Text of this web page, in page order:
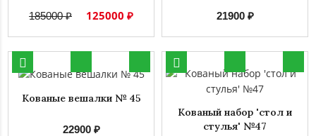
185000 ₽ 125000 ₽ 21900 ₽
Кованые вешалки № 45
22900 ₽
Кованый набор 'стол и
стулья' №47